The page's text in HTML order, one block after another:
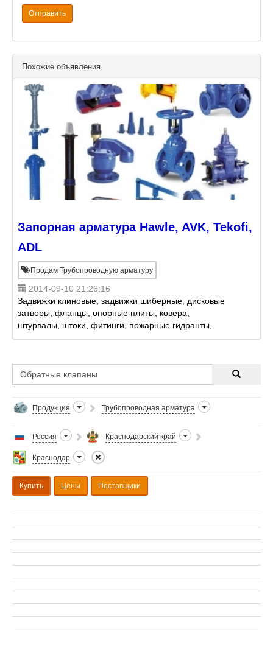
Отправить
Похожие объявления
Запорная арматура Hawle, AVK, Tekofi,
АDL
Продам Трубопроводную арматуру
2014-09-10 21:26:16
Задвижки клиновые, задвижки шиберные, дисковые
затворы, фланцы, опорные плиты, ковера,
штурвалы, штоки, фитинги, пожарные гидранты,
вантузы, хомуты, различные аксессуары и запасные
Продукция Трубопроводная арматура
Россия Краснодарский край
Краснодар
Купить Цены Поставщики